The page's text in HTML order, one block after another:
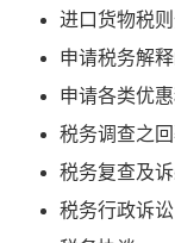
进口货物税
申请税务解
申请各类优
税务调查之
税务复查及
税务行政诉讼